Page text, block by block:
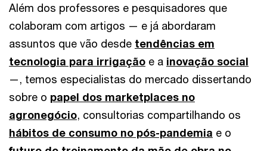
Além dos professores e pesquisadores que
colaboram com artigos — e já abordaram
assuntos que vão desde tendências em
tecnologia para irrigação e a inovação social
—, temos especialistas do mercado dissertando
sobre o papel dos marketplaces no
agronegócio, consultorias compartilhando os
hábitos de consumo no pós-pandemia e o